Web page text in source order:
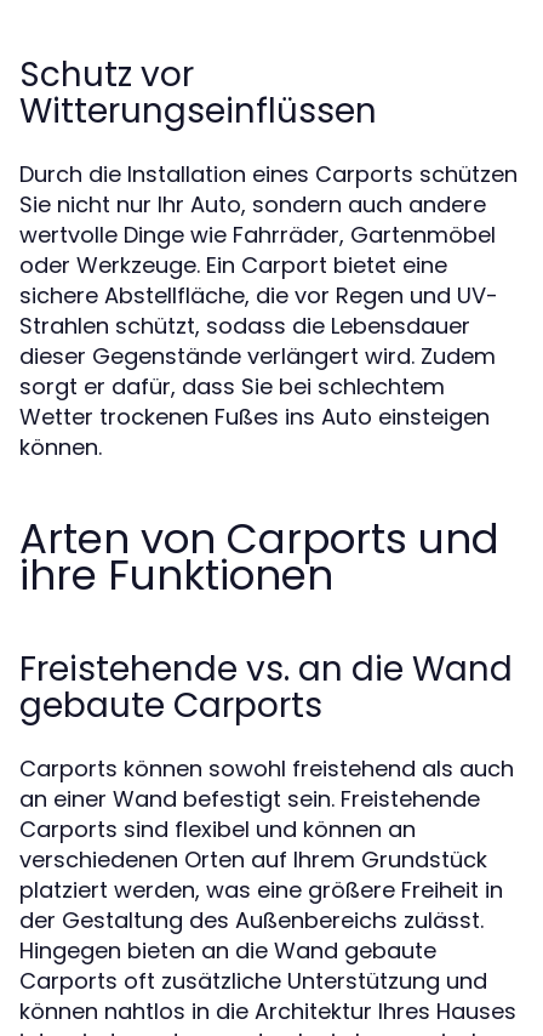
Schutz vor
Witterungseinflüssen
Durch die Installation eines Carports schützen
Sie nicht nur Ihr Auto, sondern auch andere
wertvolle Dinge wie Fahrräder, Gartenmöbel
oder Werkzeuge. Ein Carport bietet eine
sichere Abstellfläche, die vor Regen und UV-
Strahlen schützt, sodass die Lebensdauer
dieser Gegenstände verlängert wird. Zudem
sorgt er dafür, dass Sie bei schlechtem
Wetter trockenen Fußes ins Auto einsteigen
können.
Arten von Carports und
ihre Funktionen
Freistehende vs. an die Wand
gebaute Carports
Carports können sowohl freistehend als auch
an einer Wand befestigt sein. Freistehende
Carports sind flexibel und können an
verschiedenen Orten auf Ihrem Grundstück
platziert werden, was eine größere Freiheit in
der Gestaltung des Außenbereichs zulässt.
Hingegen bieten an die Wand gebaute
Carports oft zusätzliche Unterstützung und
können nahtlos in die Architektur Ihres Hauses